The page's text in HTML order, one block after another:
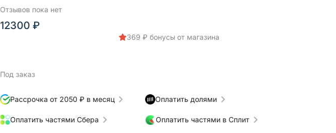
Отзывов пока нет
12300 ₽
369 ₽ бонусы от магазина
Под заказ
Рассрочка от 2050 ₽ в месяц Оплатить долями
Оплатить частями Сбера Оплатить частями в Сплит